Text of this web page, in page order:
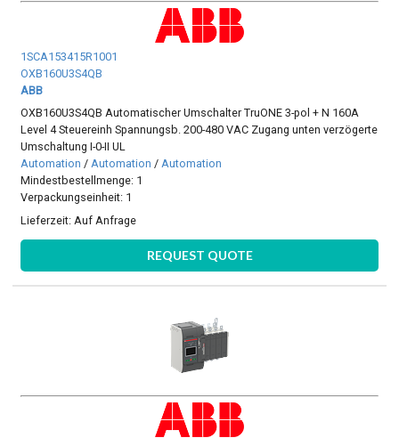
1SCA153415R1001
OXB160U3S4QB
ABB
OXB160U3S4QB Automatischer Umschalter TruONE 3-pol + N 160A
Level 4 Steuereinh Spannungsb. 200-480 VAC Zugang unten verzögerte
Umschaltung I-0-II UL
Automation /Automation /Automation
Mindestbestellmenge: 1
Verpackungseinheit: 1
Lieferzeit: Auf Anfrage
REQUEST QUOTE